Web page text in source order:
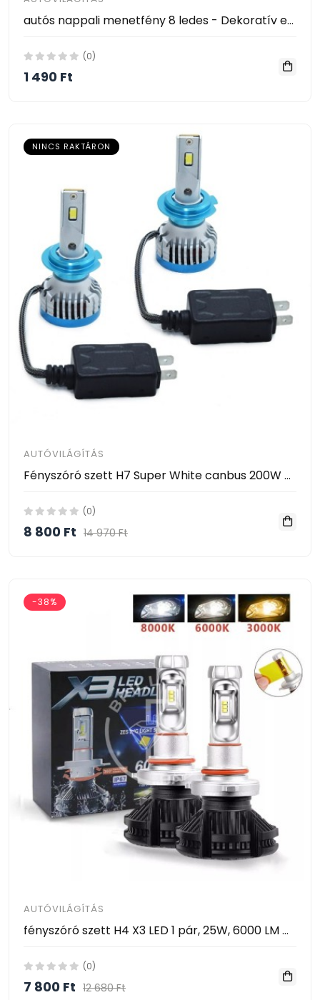
autós nappali menetfény 8 ledes - Dekoratív extra világítás bárhova, könnyen felszerelhető, ütés és vízálló.
(0)
1 490 Ft
NINCS RAKTÁRON
AUTÓVILÁGÍTÁS
Fényszóró szett H7 Super White canbus 200W 25000L
(0)
8 800 Ft 14 970 Ft
-38%
AUTÓVILÁGÍTÁS
fényszóró szett H4 X3 LED 1 pár, 25W, 6000 LM CSP
(0)
7 800 Ft 12 680 Ft